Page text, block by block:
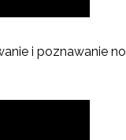
i poznawanie